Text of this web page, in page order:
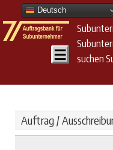
Deutsch
suchen
Auftrag /